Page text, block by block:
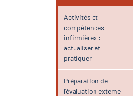
Activités et
compétences
infirmières :
actualiser et
pratiquer
Préparation de
l'évaluation externe